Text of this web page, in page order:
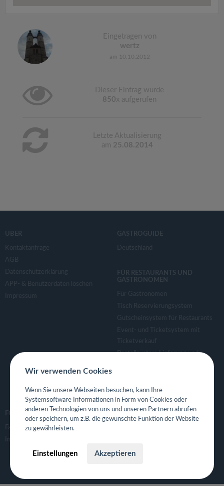
Eingetragen von
wertz
am 10.10.2012
Dieser Eintrag wurde
850x aufgerufen
Letzte Aktualisierung
am 25.08.2014
ÜBER
Kontaktanfrage
AGB
Datenschutzerklärung
APP- & Benutzerdaten löschen
Impressum
GASTROGUIDE
Deutschland
FÜR RESTAURANTS UND
GASTRONOMEN
Für Gastronomen
Tisch Reservierungsystem
Gutscheinsystem für Restaurants
Event- und Ticketsystem mit
Ticketverkauf
Bestellsystem Lieferung und
Eigene App für Restaurant
FOLGE UNS
Facebook
Instagram
Wir verwenden Cookies
Wenn Sie unsere Webseiten besuchen, kann Ihre
Systemsoftware Informationen in Form von Cookies oder
anderen Technologien von uns und unseren Partnern abrufen
oder speichern, um z.B. die gewünschte Funktion der Website
zu gewährleisten.
Einstellungen Akzeptieren